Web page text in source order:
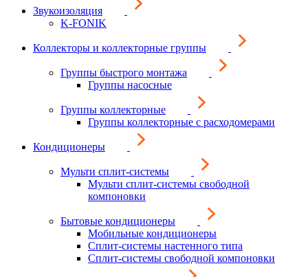
Звукоизоляция
K-FONIK
Коллекторы и коллекторные группы
Группы быстрого монтажа
Группы насосные
Группы коллекторные
Группы коллекторные с расходомерами
Кондиционеры
Мульти сплит-системы
Мульти сплит-системы свободной
компоновки
Бытовые кондиционеры
Мобильные кондиционеры
Сплит-системы настенного типа
Сплит-системы свободной компоновки